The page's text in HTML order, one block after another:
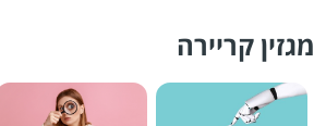
מגזין קריירה